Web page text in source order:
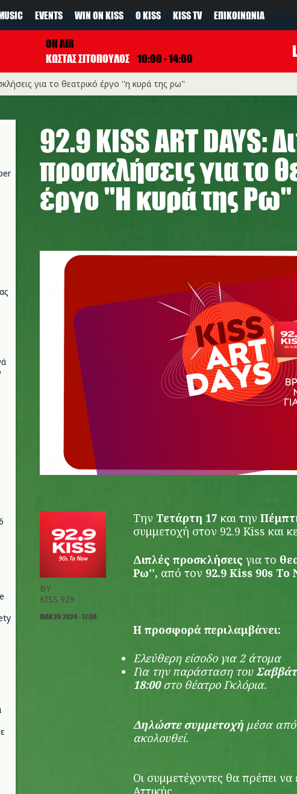
EVENTS WIN ON KISS Ο KISS KISS TV ΕΠΙΚΟΙΝΩΝΊΑ
ON AIR
ΚΩΣΤΑΣ ΣΙΤΟΠΟΥΛΟΣ 10:00 - 14:00
για τo θεατρικό έργο ''η κυρά της ρω''
92.9 KISS ART DAYS:
προσκλήσεις για τo
έργο ''Η κυρά της Ρω''
art_days_final_2023.png
BY
KISS 929
MAR 26 2024 - 17:59
Την Τετάρτη 17 και την
συμμετοχή στον 92.9 Kiss και
Διπλές προσκλήσεις για το
Ρω'', από τον 92.9 Kiss 90s To
H προσφορά περιλαμβάνει:
Eλεύθερη είσοδο για 2 άτομα
Για την παράστασητου
18:00στο θέατρο Γκλόρια.
Δηλώστε συμμετοχή μέσα
ακολουθεί.
Οι συμμετέχοντες θα πρέπει να
Αττικής.